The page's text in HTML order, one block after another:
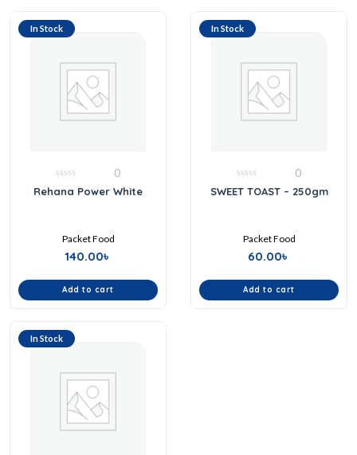
In Stock
out
0
Rehana Power White
Packet Food
140.00৳
Add to cart
In Stock
0
out
0
SWEET TOAST – 250gm
Packet Food
60.00৳
Add to cart
In Stock